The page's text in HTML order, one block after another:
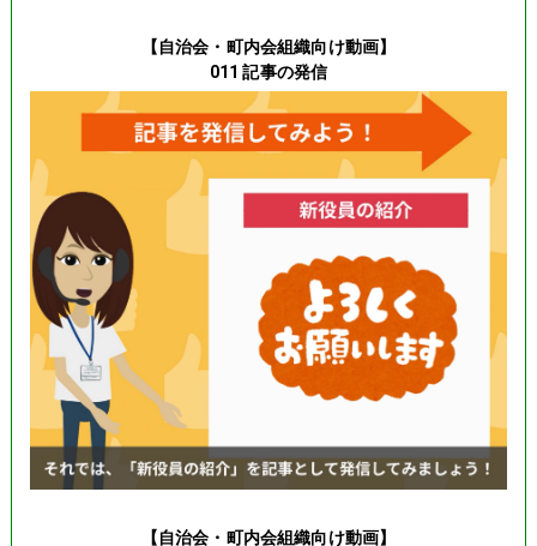
【自治会・町内会組織向け動画】
011 記事の発信
【自治会・町内会組織向け動画】